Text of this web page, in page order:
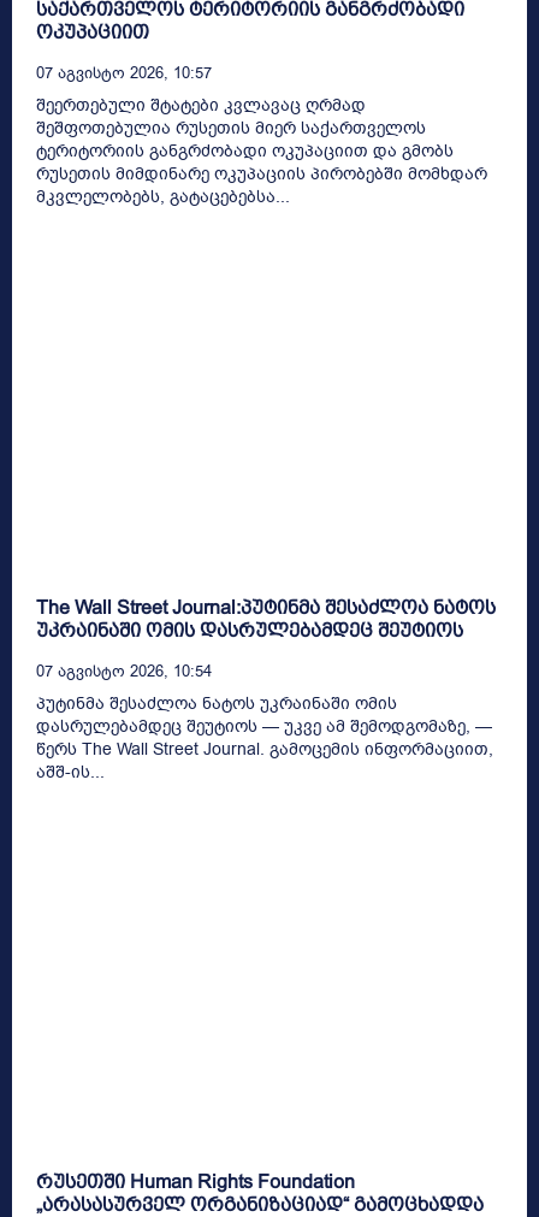
საქართველოს ტერიტორიის განგრძობადი
ოკუპაციით
07 Აგვისტო 2026, 10:57
შეერთებული შტატები კვლავაც ღრმად
შეშფოთებულია რუსეთის მიერ საქართველოს
ტერიტორიის განგრძობადი ოკუპაციით და გმობს
რუსეთის მიმდინარე ოკუპაციის პირობებში მომხდარ
მკვლელობებს, გატაცებებსა...
The Wall Street Journal:პუტინმა შესაძლოა ნატოს
უკრაინაში ომის დასრულებამდეც შეუტიოს
07 Აგვისტო 2026, 10:54
პუტინმა შესაძლოა ნატოს უკრაინაში ომის
დასრულებამდეც შეუტიოს — უკვე ამ შემოდგომაზე, —
წერს The Wall Street Journal. გამოცემის ინფორმაციით,
აშშ-ის...
რუსეთში Human Rights Foundation
„არასასურველ ორგანიზაციად“ გამოცხადდა